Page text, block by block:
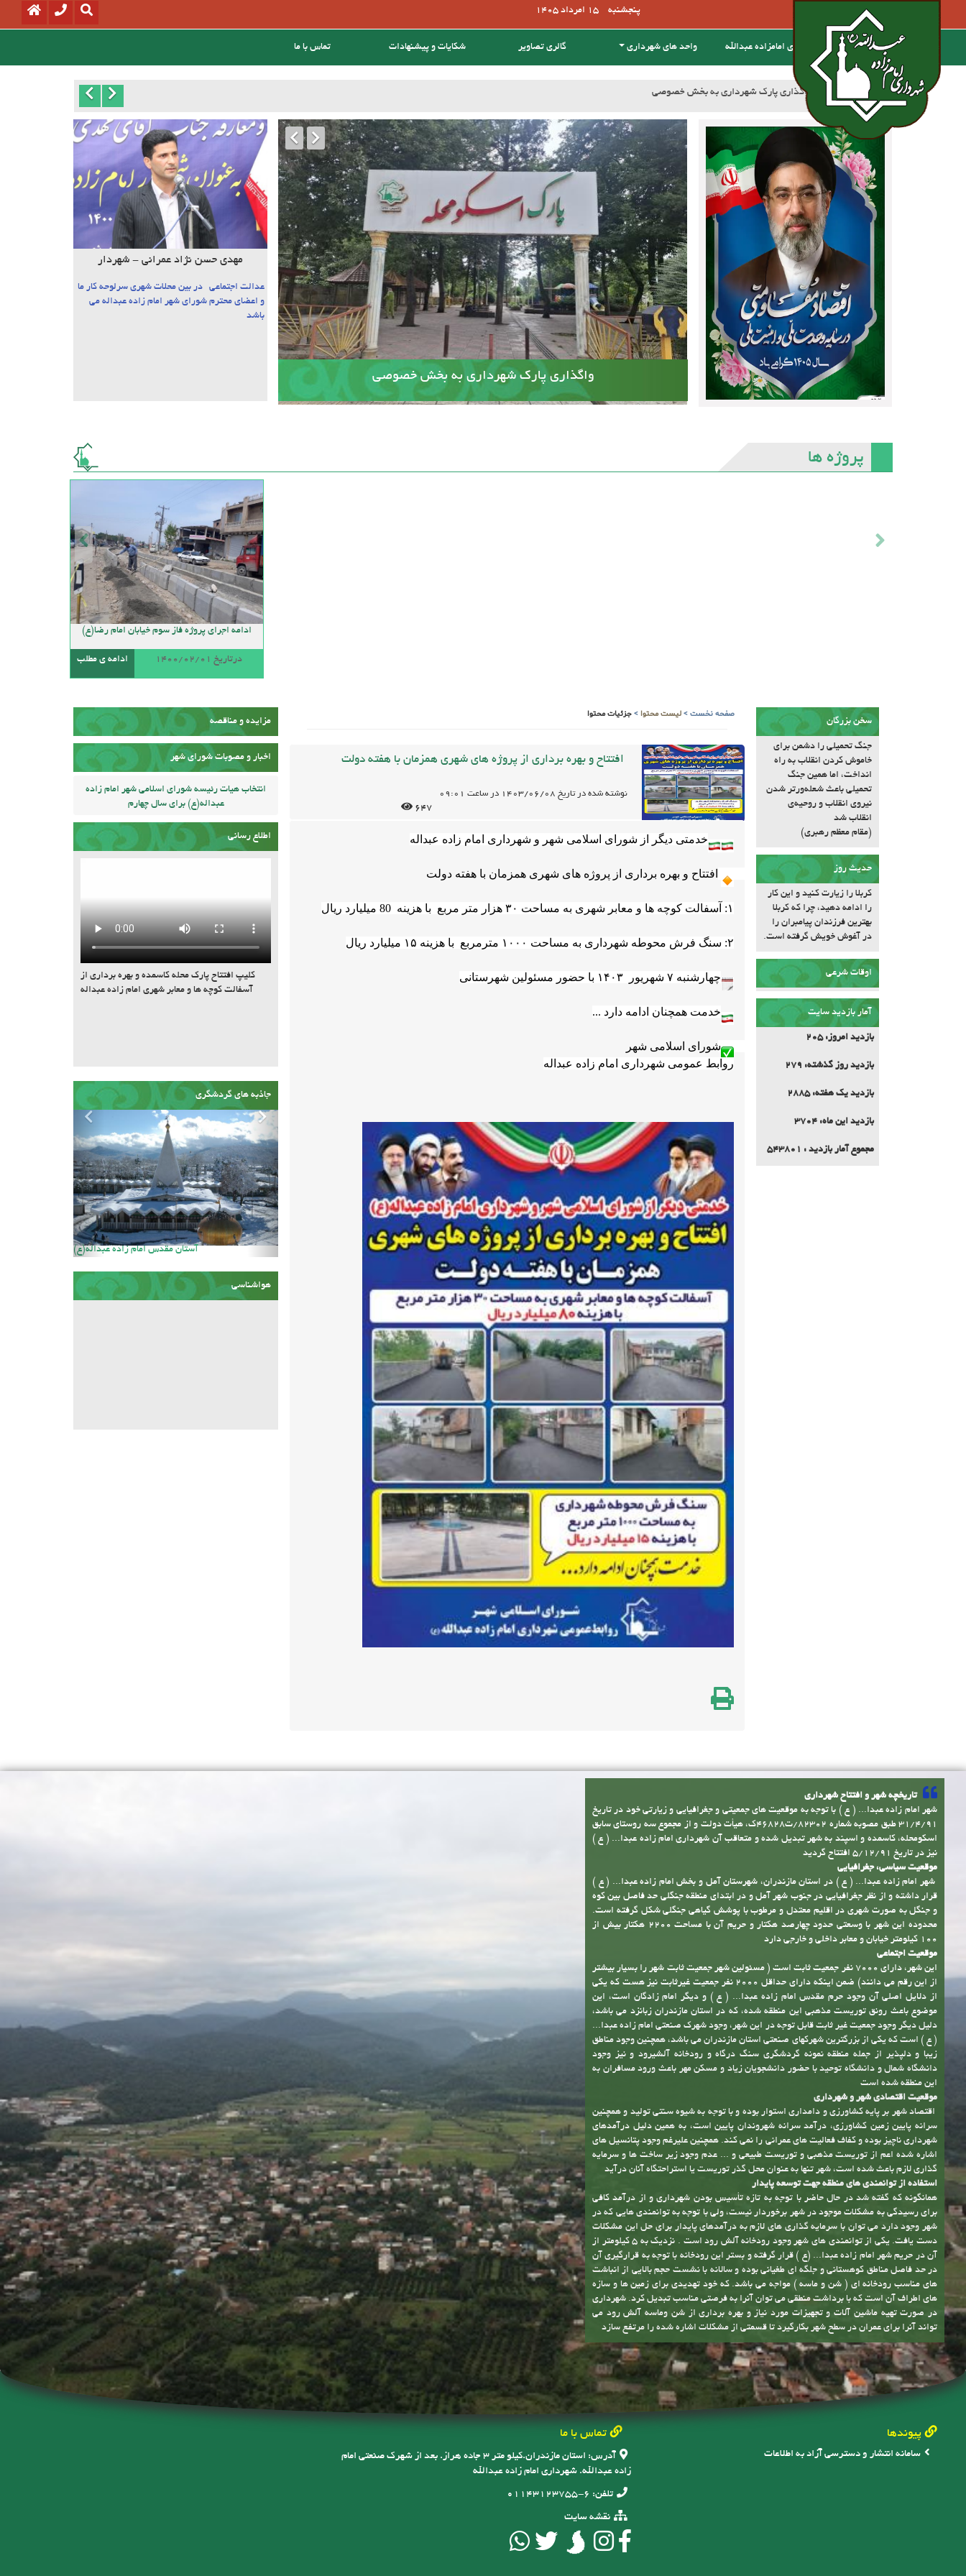
پنجشنبه 15 امرداد 1405
تماس با ما شکایات و پیشنهادات گالری تصاویر واحد های شهرداری درباره ی امامزاده عبدالله خانه
:خبر آسفالت کوچه وصال ۲۰
آسفالت کوچه وصال ۲۰
مهدی حسن نژاد عمرانی - شهردار
عدالت اجتماعی در بین محلات شهری سرلوحه کار ما
و اعضای محترم شورای شهر امام زاده عبداله می
باشد
پروژه ها
ادامه اجرای پروژه فاز سوم خیابان امام رضا(ع)
ادامه ی مطلب درتاریخ 1400/02/01
مزایده و مناقصه
اخبار و مصوبات شورای شهر
انتخاب هیات رئیسه شورای اسلامی شهر امام زاده
عبداله(ع) برای سال چهارم
اطلاع رسانی
کلیپ افتتاح پارک محله کاسمده و بهره برداری از
آسفالت کوچه ها و معابر شهری امام زاده عبداله
جاذبه های گردشگری
صفحه نخست > لیست محتوا > جزئیات محتوا
افتتاح و بهره برداری از پروژه های شهری همزمان با هفته دولت
نوشته شده در تاریخ 1403/06/08 در ساعت 09:01
647
شورای اسلامی شهر
روابط عمومی شهرداری امام زاده عبداله
سخن بزرگان
جنگ تحمیلی را دشمن برای
خاموش کردن انقلاب به راه
انداخت، اما همین جنگ
تحمیلی باعث شعله‌ورتر شدن
نیروی انقلاب و روحیه‌ی
انقلاب شد
(مقام معظم رهبری)
حدیث روز
کربلا را زیارت کنید و این کار
را ادامه دهید، چرا که کربلا
بهترین فرزندان پیامبران را
در آغوش خویش گرفته است.
اوقات شرعی
آمار بازدید سایت
بازدید امروز: 205
بازدید روز گذشته: 279
بازدید یک هفته: 2885
بازدید این ماه: 3704
مجموع آمار بازدید : 543801
تاریخچه شهر و افتتاح شهرداری
شهر امام زاده عبدا... ( ع ) با توجه به موقعیت های جمعیتی و جغرافیایی و زیارتی خود در تاریخ
31/4/91 طبق مصوبه شماره 82302/ت46828ک، هیأت دولت و از مجموع سه روستای سابق
اسکومحله، کاسمده و اسپند به شهر تبدیل شده و متعاقب آن شهرداری امام زاده عبدا... ( ع )
نیز در تاریخ 5/12/91 افتتاح گردید
موقعیت سیاسی، جغرافیایی
شهر امام زاده عبدا... ( ع ) در استان مازندران، شهرستان آمل و بخش امام زاده عبدا... ( ع )
قرار داشته و از نظر جغرافیایی در جنوب شهر آمل و در ابتدای منطقه جنگلی حد فاصل بین کوه
و جنگل به صورت شهری در اقلیم معتدل و مرطوب با پوشش گیاهی جنگلی شکل گرفته است.
محدوده این شهر با وسعتی حدود چهارصد هکتار و حریم آن با مساحت 2200 هکتار بیش از
100 کیلومتر خیابان و معابر داخلی و خارجی دارد
موقعیت اجتماعی
این شهر، دارای 7000 نفر جمعیت ثابت است ( مسئولین شهر جمعیت ثابت شهر را بسیار بیشتر
از این رقم می دانند) ضمن اینکه دارای حداقل 2000 نفر جمعیت غیرثابت نیز هست که یکی
از دلایل اصلی آن وجود حرم مقدس امام زاده عبدا... ( ع ) و دیگر امام زادگان است، این
موضوع باعث رونق توریست مذهبی این منطقه شده، که در استان مازندران زبانزد می باشد،
دلیل دیگر وجود جمعیت غیر ثابت قابل توجه در این شهر، وجود شهرک صنعتی امام زاده عبدا...
( ع ) است که یکی از بزرگترین شهرکهای صنعتی استان مازندران می باشد، همچنین وجود مناطق
زیبا و دلپذیر از جمله منطقه نمونه گردشگری سنگ درگاه و رودخانه آلشیرود و نیز وجود
دانشگاه شمال و دانشگاه توحید با حضور دانشجویان زیاد و مسکن مهر باعث ورود مسافران به
این منطقه شده است
موقعیت اقتصادی شهر و شهرداری
اقتصاد شهر بر پایه کشاورزی و دامداری استوار بوده و با توجه به شیوه سنتی تولید و همچنین
سرانه پایین زمین کشاورزی، درآمد سرانه شهروندان پایین است، به همین دلیل درآمدهای
شهرداری ناچیز بوده و کفاف فعالیت های عمرانی را نمی کند. همچنین علیرغم وجود پتانسیل های
اشاره شده اعم از توریست مذهبی و توریست طبیعی و ... عدم وجود زیر ساخت ها و سرمایه
گذاری لازم باعث شده است، شهر تنها به عنوان محل گذر توریست یا استراحتگاه آنان درآید
استفاده از توانمندی های منطقه جهت توسعه پایدار
همانگونه که گفته شد در حال حاضر با توجه به تازه تأسیس بودن شهرداری و از درآمد کافی
برای رسیدگی به مشکلات موجود در شهر برخوردار نیست، ولی با توجه به توانمندی هایی که در
شهر وجود دارد می توان با سرمایه گذاری های لازم به درآمدهای پایدار برای حل این مشکلات
دست یافت. یکی از توانمندی های شهر وجود رودخانه آلش رود است . نزدیک به 5 کیلومتر از
آن در حریم شهر امام زاده عبدا... (ع ) قرار گرفته و بستر این رودخانه با توجه به قرارگیری آن
در حد فاصل مناطق کوهستانی و جلگه ای طغیانی بوده و سالانه با نشست حجم بالایی از انباشت
های مناسب رودخانه ای ( شن و ماسه ) مواجه می باشد. که خود تهدیدی برای زمین ها و سازه
های اطراف آن است که با برداشت منطقی می توان آنرا به فرصتی مناسب تبدیل کرد. شهرداری
در صورت تهیه ماشین آلات و تجهیزات مورد نیاز و بهره برداری از شن وماسه آلش رود می
تواند آنرا برای عمران در سطح شهر بکارگیرد تا قسمتی از مشکلات اشاره شده را مرتفع سازد
پیوندها
سامانه انتشار و دسترسی آزاد به اطلاعات
تماس با ما
آدرس:
استان مازندران.کیلو متر ۳ جاده هراز. بعد از شهرک صنعتی امام
زاده عبدالله. شهرداری امام زاده عبدالله
تلفن: 6-01143123755
نقشه سایت